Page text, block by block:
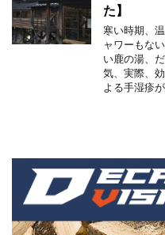
た】
寒い時期、
ャワーもな
い鹿の湯、
気、実際、
よる手湿疹